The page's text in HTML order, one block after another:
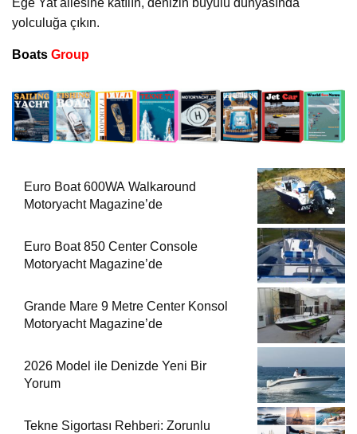
Ege Yat ailesine katılın, denizin büyülü dünyasında
yolculuğa çıkın.
Boats Group
Euro Boat 600WA Walkaround
Motoryacht Magazine’de
Euro Boat 850 Center Console
Motoryacht Magazine’de
Grande Mare 9 Metre Center Konsol
Motoryacht Magazine’de
2026 Model ile Denizde Yeni Bir
Yorum
Tekne Sigortası Rehberi: Zorunlu